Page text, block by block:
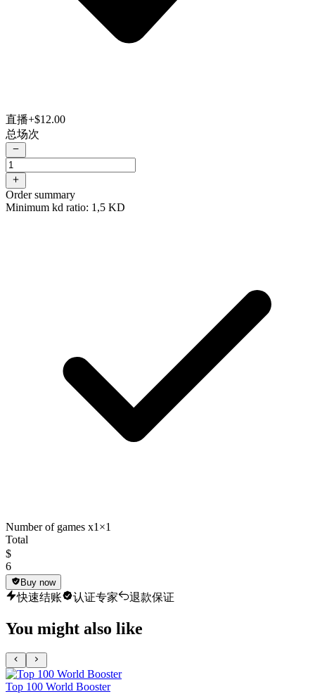
直播+$12.00
总场次
Order summary
Minimum kd ratio: 1,5 KD
Number of games x1 ×1
Total
$
6
Buy now
快速结账 认证专家 退款保证
You might also like
Top 100 World Booster